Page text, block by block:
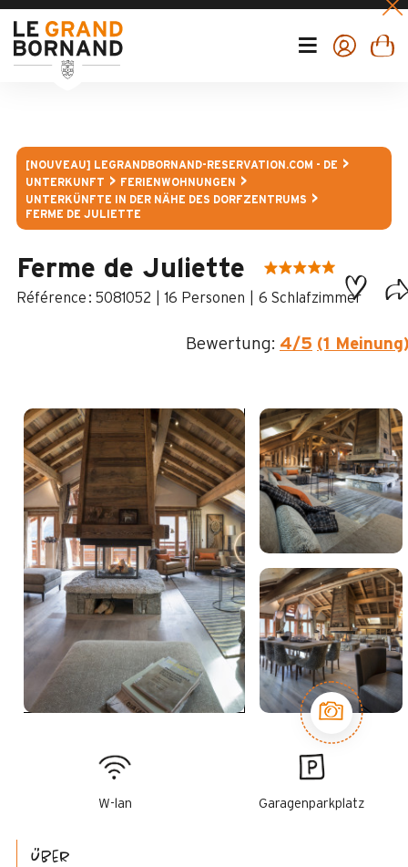
[NOUVEAU] LEGRANDBORNAND-RESERVATION.COM - DE
UNTERKUNFT
FERIENWOHNUNGEN
UNTERKÜNFTE IN DER NÄHE DES DORFZENTRUMS
FERME DE JULIETTE
Ferme de Juliette
: 5081052 16 Personen 6 Schlafzimmer
Bewertung: 4/5 (1
W-lan Garagenparkplatz
Über